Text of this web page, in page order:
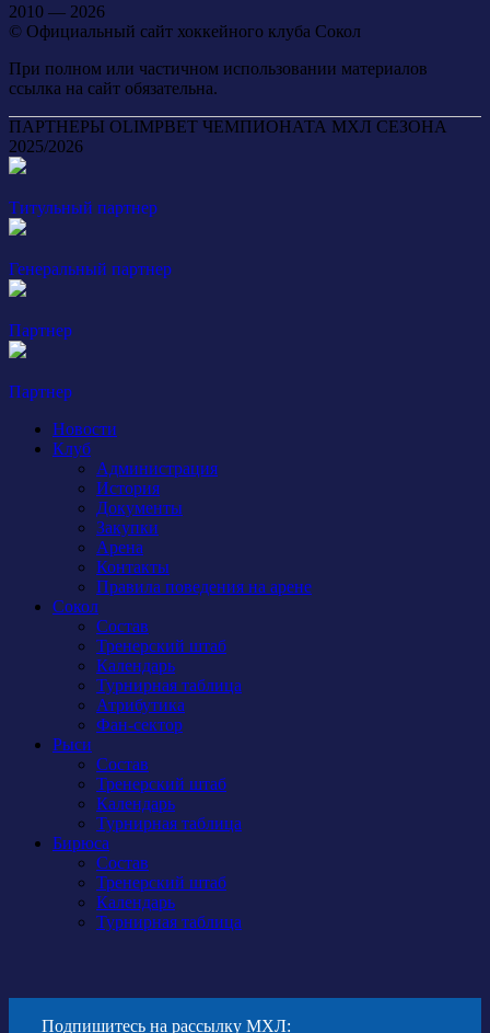
2010 — 2026
© Официальный сайт хоккейного клуба Сокол
При полном или частичном использовании материалов
ссылка на сайт обязательна.
ПАРТНЕРЫ OLIMPBET ЧЕМПИОНАТА МХЛ СЕЗОНА
2025/2026
Титульный партнер
Генеральный партнер
Партнер
Партнер
Новости
Клуб
Администрация
История
Документы
Закупки
Арена
Контакты
Правила поведения на арене
Сокол
Состав
Тренерский штаб
Календарь
Турнирная таблица
Атрибутика
Фан-сектор
Рыси
Состав
Тренерский штаб
Календарь
Турнирная таблица
Бирюса
Состав
Тренерский штаб
Календарь
Турнирная таблица
Подпишитесь на рассылку МХЛ: